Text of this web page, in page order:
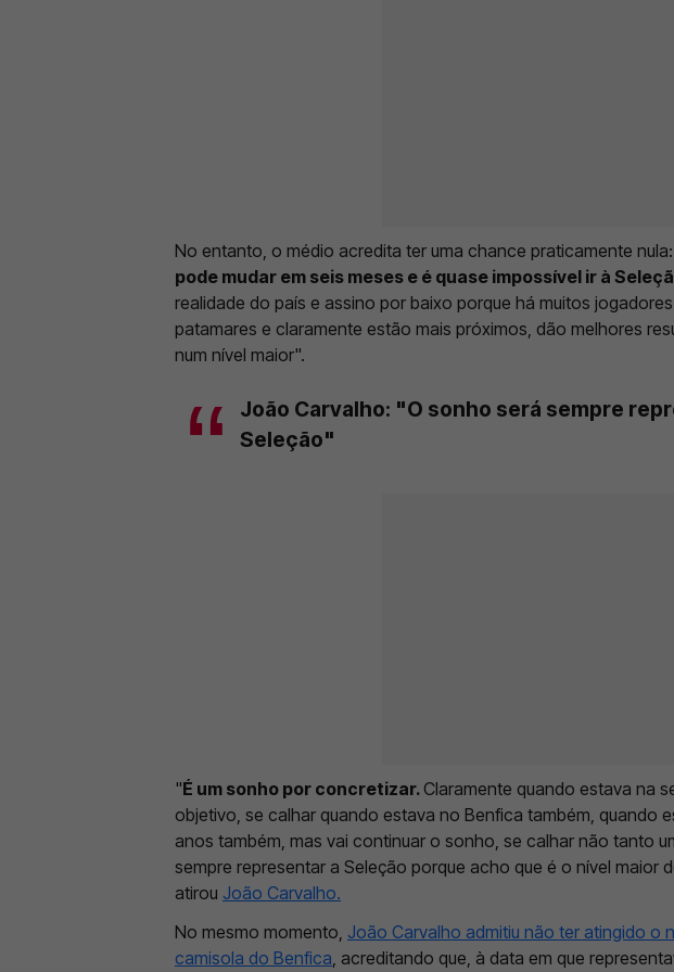
No entanto, o médio acredita ter uma chance praticamente
pode mudar em seis meses e é quase impossível ir à
realidade do país e assino por baixo porque há muitos
patamares e claramente estão mais próximos, dão melhores
num nível maior".
João Carvalho: "O sonho será sempre
Seleção"
"É um sonho por concretizar. Claramente quando estava na
objetivo, se calhar quando estava no Benfica também, quando
anos também, mas vai continuar o sonho, se calhar não tanto
sempre representar a Seleção porque acho que é o nível maior
atirou João Carvalho.
No mesmo momento, João Carvalho admitiu não ter atingido o
camisola do Benfica , acreditando que, à data em que